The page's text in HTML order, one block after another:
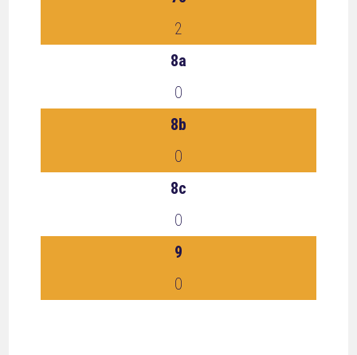
2
8a
0
8b
0
8c
0
9
0